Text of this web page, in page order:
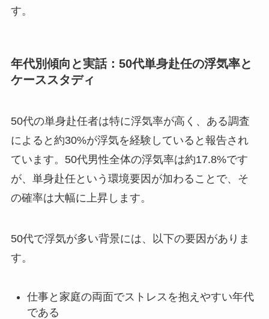
す。
年代別傾向と実話：50代単身赴任の浮気率と
ケーススタディ
50代の単身赴任者は特に浮気率が高く、ある調査
によると約30%が浮気を経験していると報告され
ています。50代男性全体の浮気率は約17.8%です
が、単身赴任という環境要因が加わることで、そ
の確率は大幅に上昇します。
50代で浮気が多い背景には、以下の要因がありま
す。
仕事と家庭の両面でストレスを抱えやすい年代
である